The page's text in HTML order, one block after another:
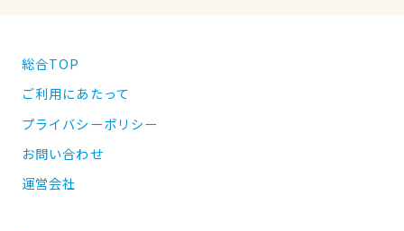
総合TOP
ご利用にあたって
プライバシーポリシー
お問い合わせ
運営会社